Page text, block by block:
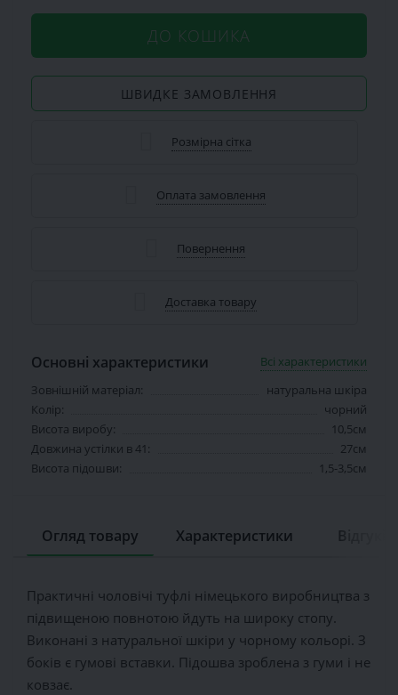
ДО КОШИКА
ШВИДКЕ ЗАМОВЛЕННЯ
Розмірна сітка
Оплата замовлення
Повернення
Доставка товару
Основні характеристики
Всі характеристики
Зовнішній матеріал:
натуральна шкіра
Колір:
чорний
Висота виробу:
10,5см
Довжина устілки в 41:
27см
Висота підошви:
1,5-3,5см
Огляд товару Характеристики
Практичні чоловічі туфлі німецького виробництва з
підвищеною повнотою йдуть на широку стопу.
Виконані з натуральної шкіри у чорному кольорі. З
боків є гумові вставки. Підошва зроблена з гуми і не
ковзає.